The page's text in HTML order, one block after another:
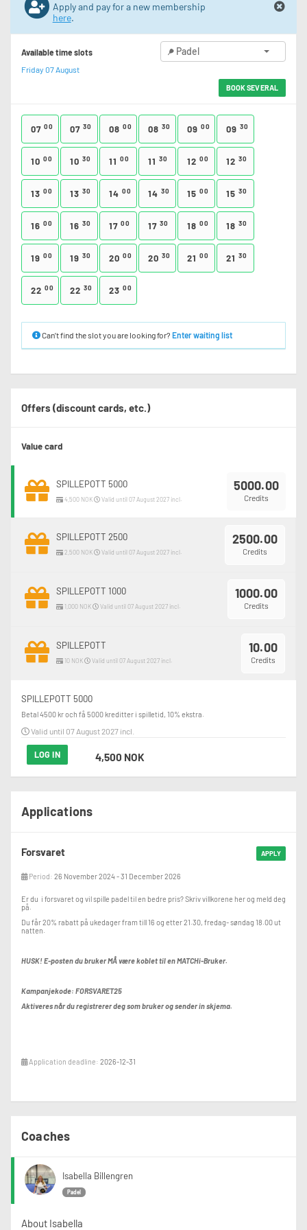
Apply and pay for a new membership
here.
Available time slots
Friday 07 August
Padel
BOOK SEVERAL
07 00 07 30 08 00 08 30 09 00 09 30
10 00 10 30 11 00 11 30 12 00 12 30
13 00 13 30 14 00 14 30 15 00 15 30
16 00 16 30 17 00 17 30 18 00 18 30
19 00 19 30 20 00 20 30 21 00 21 30
22 00 22 30 23 00
Can’t find the slot you are looking for? Enter waiting list
Offers (discount cards, etc.)
Value card
5000.00
Credits
SPILLEPOTT 5000
4,500 NOK Valid until 07 August 2027 incl.
2500.00
Credits
SPILLEPOTT 2500
2,500 NOK Valid until 07 August 2027 incl.
1000.00
Credits
SPILLEPOTT 1000
1,000 NOK Valid until 07 August 2027 incl.
10.00
Credits
SPILLEPOTT
10 NOK Valid until 07 August 2027 incl.
SPILLEPOTT 5000
Betal 4500 kr och få 5000 kreditter i spilletid, 10% ekstra.
Valid until 07 August 2027 incl.
LOG IN 4,500 NOK
Applications
APPLY
Forsvaret
Period: 26 November 2024 - 31 December 2026
Er du i forsvaret og vil spille padel til en bedre pris? Skriv villkorene her og meld deg
på.
Du får 20% rabatt på ukedager fram till 16 og etter 21.30, fredag- søndag 18.00 ut
natten.
HUSK! E-posten du bruker MÅ være koblet til en MATCHi-Bruker.
Kampanjekode: FORSVARET25
Aktiveres når du registrerer deg som bruker og sender in skjema.
Application deadline: 2026-12-31
Coaches
Isabella Billengren
Padel
About Isabella